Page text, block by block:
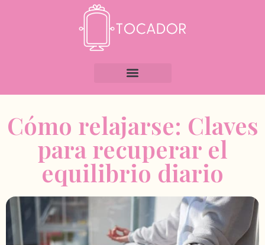
Cómo relajarse: Claves
para recuperar el
equilibrio diario